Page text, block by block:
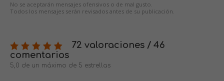
No se aceptarán mensajes ofensivos o de mal gusto.
Todos los mensajes serán revisados antes de su publicación.
72 valoraciones / 46
comentarios
5,0 de un máximo de 5 estrellas